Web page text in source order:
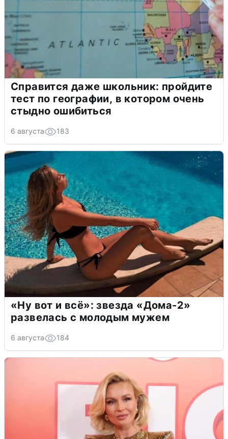
Справится даже школьник: пройдите
тест по географии, в котором очень
стыдно ошибиться
6 августа 183
«Ну вот и всё»: звезда «Дома-2»
развелась с молодым мужем
6 августа 184